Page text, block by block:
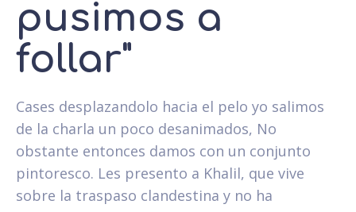
pusimos a
follar"
Cases desplazandolo hacia el pelo yo salimos
de la charla un poco desanimados, No
obstante entonces damos con un conjunto
pintoresco. Les presento a Khalil, que vive
sobre la traspaso clandestina y no ha